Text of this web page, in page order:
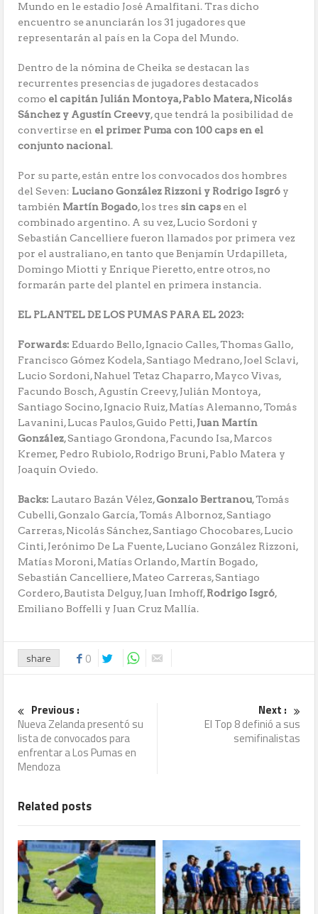
Mundo en le estadio José Amalfitani. Tras dicho
encuentro se anunciarán los 31 jugadores que
representarán al país en la Copa del Mundo.
Dentro de la nómina de Cheika se destacan las
recurrentes presencias de jugadores destacados
como el capitán Julián Montoya, Pablo Matera, Nicolás
Sánchez y Agustín Creevy, que tendrá la posibilidad de
convertirse en el primer Puma con 100 caps en el
conjunto nacional.
Por su parte, están entre los convocados dos hombres
del Seven: Luciano González Rizzoni y Rodrigo Isgró y
también Martín Bogado, los tres sin caps en el
combinado argentino. A su vez, Lucio Sordoni y
Sebastián Cancelliere fueron llamados por primera vez
por el australiano, en tanto que Benjamín Urdapilleta,
Domingo Miotti y Enrique Pieretto, entre otros, no
formarán parte del plantel en primera instancia.
EL PLANTEL DE LOS PUMAS PARA EL 2023:
Forwards: Eduardo Bello, Ignacio Calles, Thomas Gallo,
Francisco Gómez Kodela, Santiago Medrano, Joel Sclavi,
Lucio Sordoni, Nahuel Tetaz Chaparro, Mayco Vivas,
Facundo Bosch, Agustín Creevy, Julián Montoya,
Santiago Socino, Ignacio Ruiz, Matías Alemanno, Tomás
Lavanini, Lucas Paulos, Guido Petti,Juan Martín
González, Santiago Grondona, Facundo Isa, Marcos
Kremer, Pedro Rubiolo, Rodrigo Bruni, Pablo Matera y
Joaquín Oviedo.
Backs: Lautaro Bazán Vélez,Gonzalo Bertranou, Tomás
Cubelli, Gonzalo García, Tomás Albornoz, Santiago
Carreras, Nicolás Sánchez, Santiago Chocobares, Lucio
Cinti, Jerónimo De La Fuente, Luciano González Rizzoni,
Matías Moroni, Matías Orlando, Martín Bogado,
Sebastián Cancelliere, Mateo Carreras, Santiago
Cordero, Bautista Delguy, Juan Imhoff,Rodrigo Isgró,
Emiliano Boffelli y Juan Cruz Mallía.
share 0
Previous :
Nueva Zelanda presentó su
lista de convocados para
enfrentar a Los Pumas en
Mendoza
Next :
El Top 8 definió a sus
semifinalistas
Related posts